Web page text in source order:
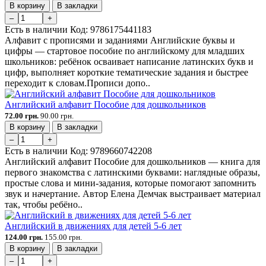
В корзину
В закладки
–
+
Есть в наличии Код: 9786175441183
Алфавит с прописями и заданиями Английские буквы и
цифры — стартовое пособие по английскому для младших
школьников: ребёнок осваивает написание латинских букв и
цифр, выполняет короткие тематические задания и быстрее
переходит к словам.Прописи допо..
Английский алфавит Пособие для дошкольников
72.00 грн. 90.00 грн.
В корзину
В закладки
–
+
Есть в наличии Код: 9789660742208
Английский алфавит Пособие для дошкольников — книга для
первого знакомства с латинскими буквами: наглядные образы,
простые слова и мини-задания, которые помогают запомнить
звук и начертание. Автор Елена Демчак выстраивает материал
так, чтобы ребёно..
Английский в движениях для детей 5-6 лет
124.00 грн. 155.00 грн.
В корзину
В закладки
–
+